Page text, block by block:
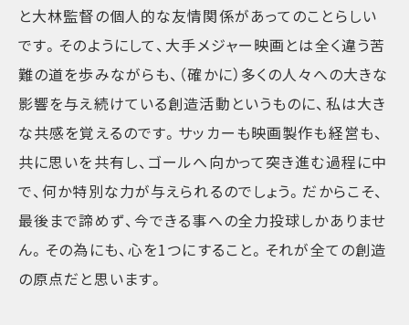
と大林監督の個人的な友情関係があってのことらしい
です。そのようにして、大手メジャー映画とは全く違う苦
難の道を歩みながらも、（確かに）多くの人々への大きな
影響を与え続けている創造活動というものに、私は大き
な共感を覚えるのです。サッカーも映画製作も経営も、
共に思いを共有し、ゴールへ向かって突き進む過程に中
で、何か特別な力が与えられるのでしょう。だからこそ、
最後まで諦めず、今できる事への全力投球しかありませ
ん。その為にも、心を1つにすること。それが全ての創造
の原点だと思います。